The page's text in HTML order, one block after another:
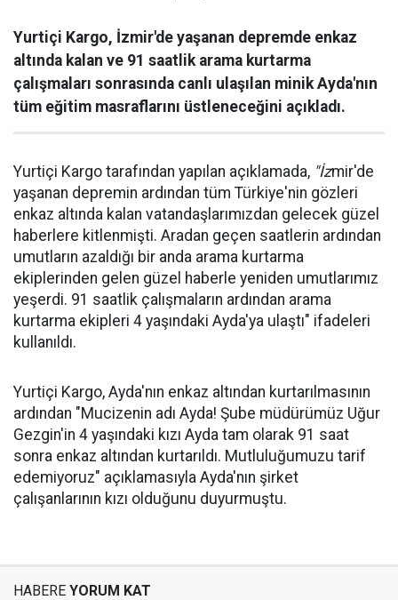
Yurtiçi Kargo, İzmir'de yaşanan depremde enkaz
altında kalan ve 91 saatlik arama kurtarma
çalışmaları sonrasında canlı ulaşılan minik Ayda'nın
tüm eğitim masraflarını üstleneceğini açıkladı.
Yurtiçi Kargo tarafından yapılan açıklamada, "İzmir'de
yaşanan depremin ardından tüm Türkiye'nin gözleri
enkaz altında kalan vatandaşlarımızdan gelecek güzel
haberlere kitlenmişti. Aradan geçen saatlerin ardından
umutların azaldığı bir anda arama kurtarma
ekiplerinden gelen güzel haberle yeniden umutlarımız
yeşerdi. 91 saatlik çalışmaların ardından arama
kurtarma ekipleri 4 yaşındaki Ayda'ya ulaştı" ifadeleri
kullanıldı.
Yurtiçi Kargo, Ayda'nın enkaz altından kurtarılmasının
ardından "Mucizenin adı Ayda! Şube müdürümüz Uğur
Gezgin'in 4 yaşındaki kızı Ayda tam olarak 91 saat
sonra enkaz altından kurtarıldı. Mutluluğumuzu tarif
edemiyoruz" açıklamasıyla Ayda'nın şirket
çalışanlarının kızı olduğunu duyurmuştu.
HABERE YORUM KAT